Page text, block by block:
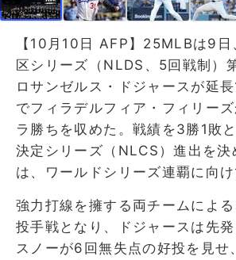
【10月10日 AFP】25MLBは9日
区シリーズ（NLDS、5回戦制）
ロサンゼルス・ドジャースが延
でフィラデルフィア・フィリー
ラ勝ちを収めた。戦績を3勝1敗
決定シリーズ（NLCS）進出を決
は、ワールドシリーズ連覇に向け
強力打線を擁する両チームによ
投手戦となり、ドジャースは先
スノーが6回無失点の好投を見せ